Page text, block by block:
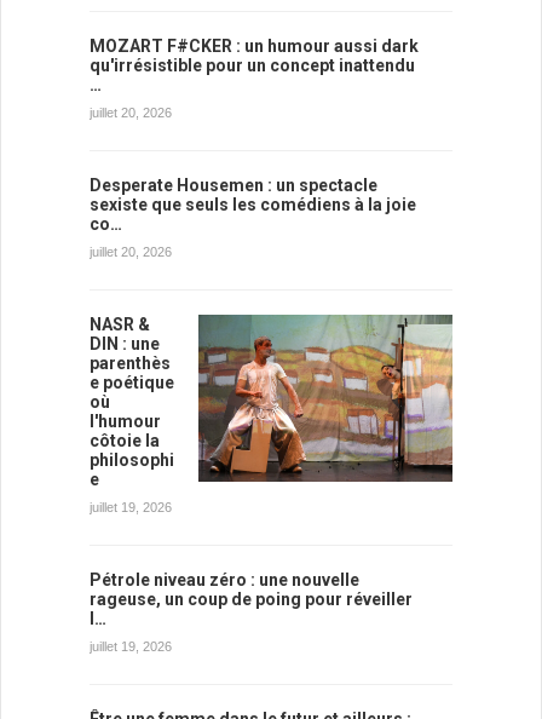
MOZART F#CKER : un humour aussi dark
qu'irrésistible pour un concept inattendu
…
juillet 20, 2026
Desperate Housemen : un spectacle
sexiste que seuls les comédiens à la joie
co…
juillet 20, 2026
NASR &
DIN : une
parenthès
e poétique
où
l'humour
côtoie la
philosophi
e
juillet 19, 2026
Pétrole niveau zéro : une nouvelle
rageuse, un coup de poing pour réveiller
l…
juillet 19, 2026